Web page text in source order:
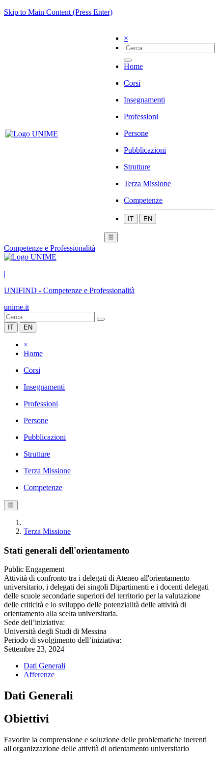
Skip to Main Content (Press Enter)
×
Home
Corsi
Insegnamenti
Professioni
Persone
Pubblicazioni
Strutture
Terza Missione
Competenze
IT EN
☰
Competenze e Professionalità
|
UNIFIND - Competenze e Professionalità
unime.it
IT EN
×
Home
Corsi
Insegnamenti
Professioni
Persone
Pubblicazioni
Strutture
Terza Missione
Competenze
☰
Terza Missione
Stati generali dell'orientamento
Public Engagement
Attività di confronto tra i delegati di Ateneo all'orientamento
universitario, i delegati dei singoli Dipartimenti e i docenti delegati
delle scuole secondarie superiori del territorio per la valutazione
delle criticità e lo sviluppo delle potenzialità delle attività di
orientamento alla scelta universitaria.
Sede dell’iniziativa:
Università degli Studi di Messina
Periodo di svolgimento dell’iniziativa:
Settembre 23, 2024
Dati Generali
Afferenze
Dati Generali
Obiettivi
Favorire la comprensione e soluzione delle problematiche inerenti
all'organizzazione delle attività di orientamento universitario